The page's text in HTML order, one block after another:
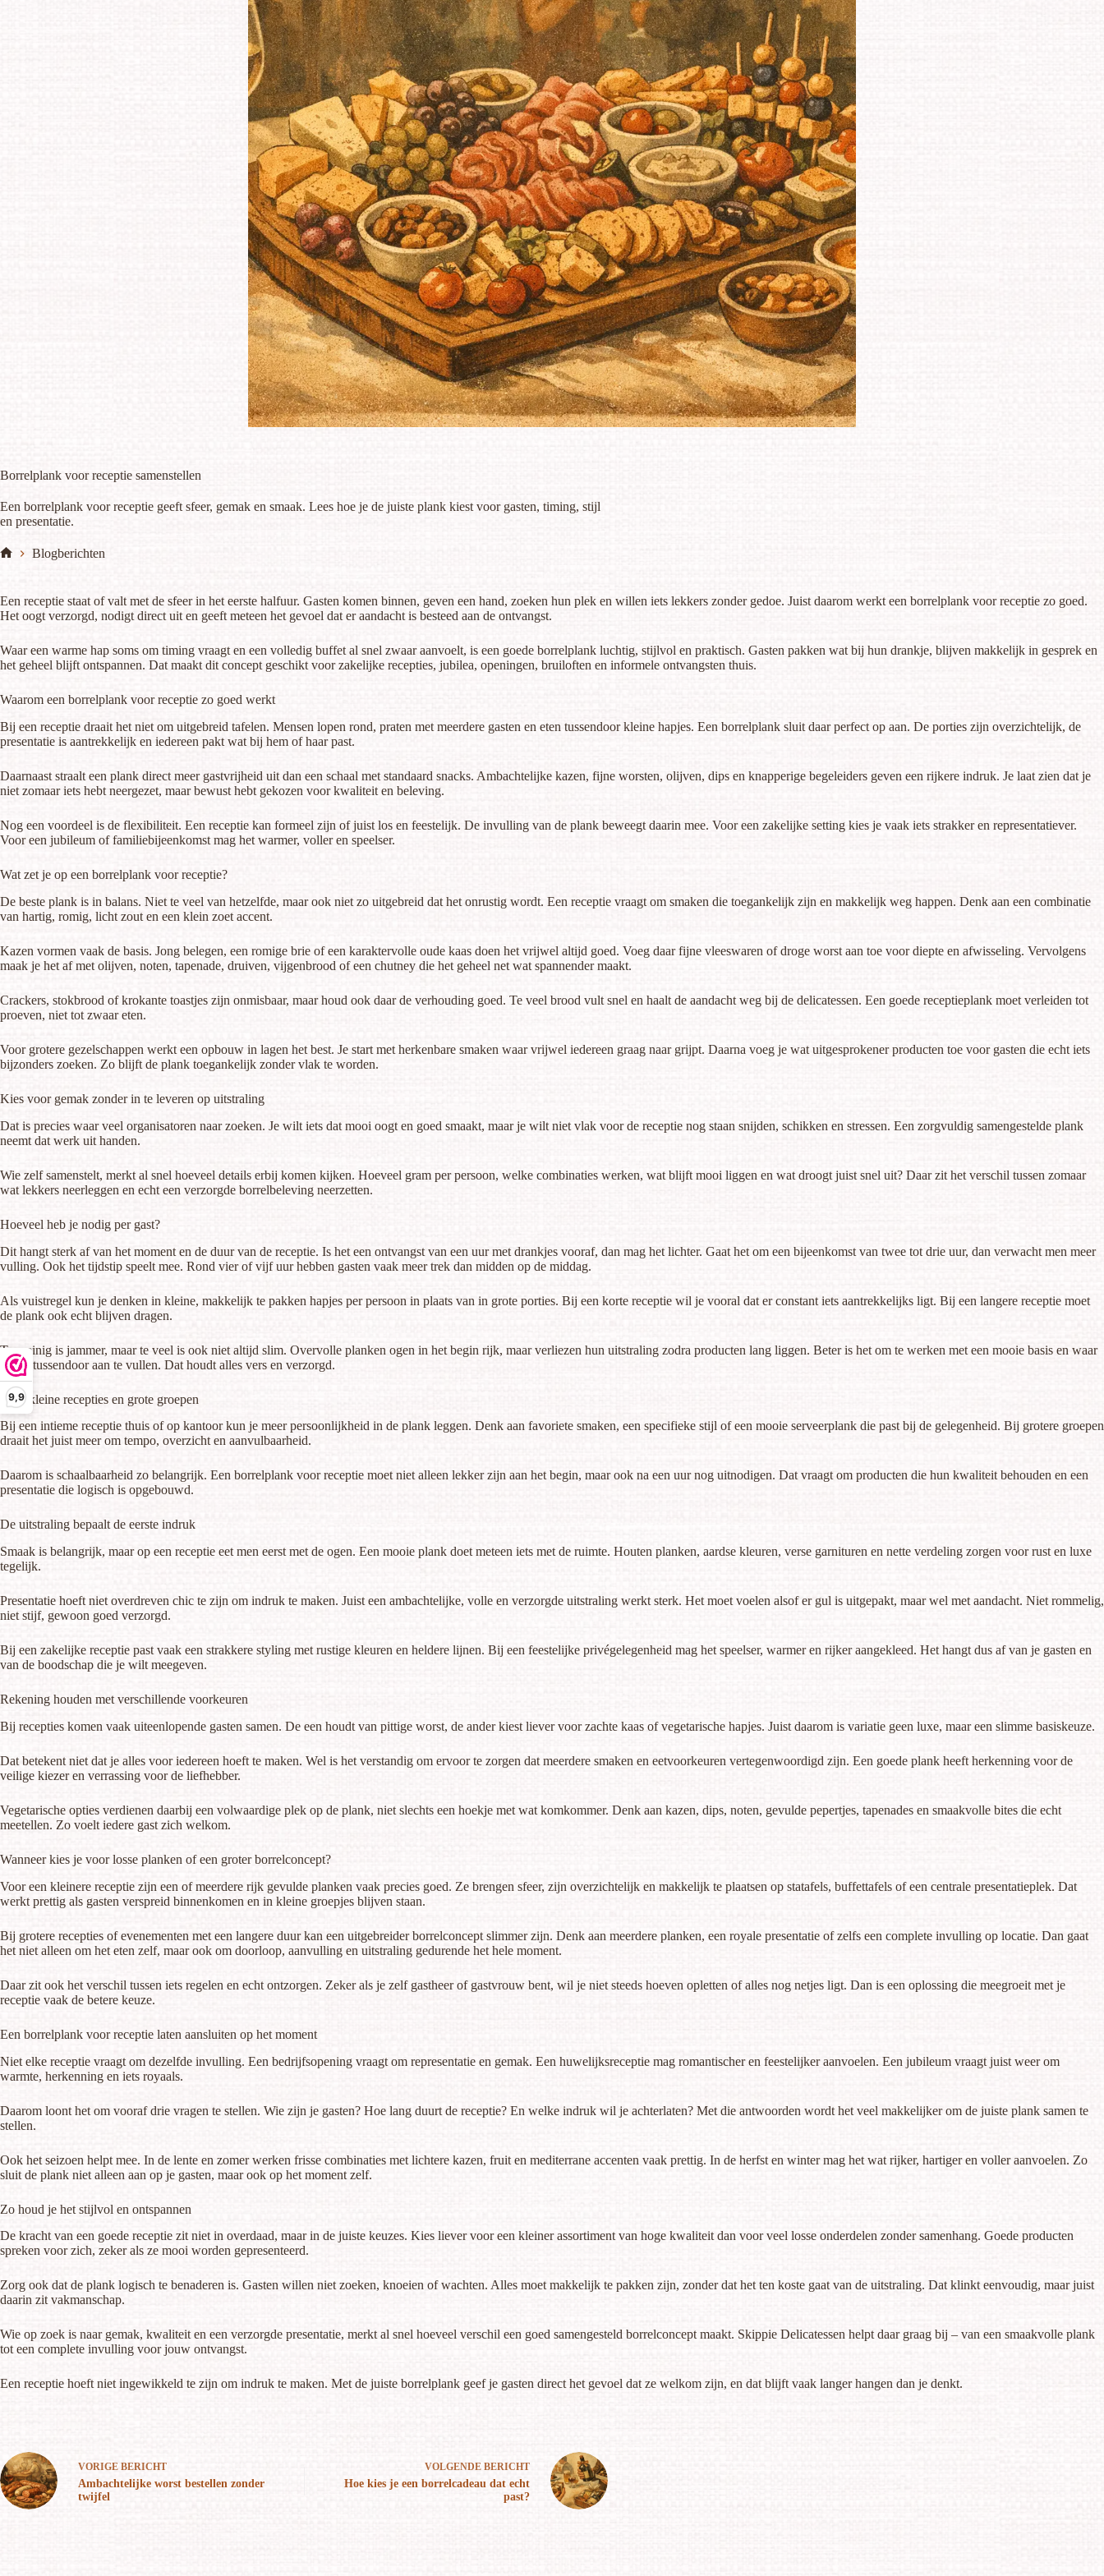
9,9
Borrelplank voor receptie samenstellen
Een borrelplank voor receptie geeft sfeer, gemak en smaak. Lees hoe je de juiste plank kiest voor gasten, timing, stijl
en presentatie.
Blogberichten
Een receptie staat of valt met de sfeer in het eerste halfuur. Gasten komen binnen, geven een hand, zoeken hun plek en willen iets lekkers zonder gedoe. Juist daarom werkt een borrelplank voor receptie zo goed.
Het oogt verzorgd, nodigt direct uit en geeft meteen het gevoel dat er aandacht is besteed aan de ontvangst.
Waar een warme hap soms om timing vraagt en een volledig buffet al snel zwaar aanvoelt, is een goede borrelplank luchtig, stijlvol en praktisch. Gasten pakken wat bij hun drankje, blijven makkelijk in gesprek en
het geheel blijft ontspannen. Dat maakt dit concept geschikt voor zakelijke recepties, jubilea, openingen, bruiloften en informele ontvangsten thuis.
Waarom een borrelplank voor receptie zo goed werkt
Bij een receptie draait het niet om uitgebreid tafelen. Mensen lopen rond, praten met meerdere gasten en eten tussendoor kleine hapjes. Een borrelplank sluit daar perfect op aan. De porties zijn overzichtelijk, de
presentatie is aantrekkelijk en iedereen pakt wat bij hem of haar past.
Daarnaast straalt een plank direct meer gastvrijheid uit dan een schaal met standaard snacks. Ambachtelijke kazen, fijne worsten, olijven, dips en knapperige begeleiders geven een rijkere indruk. Je laat zien dat je
niet zomaar iets hebt neergezet, maar bewust hebt gekozen voor kwaliteit en beleving.
Nog een voordeel is de flexibiliteit. Een receptie kan formeel zijn of juist los en feestelijk. De invulling van de plank beweegt daarin mee. Voor een zakelijke setting kies je vaak iets strakker en representatiever.
Voor een jubileum of familiebijeenkomst mag het warmer, voller en speelser.
Wat zet je op een borrelplank voor receptie?
De beste plank is in balans. Niet te veel van hetzelfde, maar ook niet zo uitgebreid dat het onrustig wordt. Een receptie vraagt om smaken die toegankelijk zijn en makkelijk weg happen. Denk aan een combinatie
van hartig, romig, licht zout en een klein zoet accent.
Kazen vormen vaak de basis. Jong belegen, een romige brie of een karaktervolle oude kaas doen het vrijwel altijd goed. Voeg daar fijne vleeswaren of droge worst aan toe voor diepte en afwisseling. Vervolgens
maak je het af met olijven, noten, tapenade, druiven, vijgenbrood of een chutney die het geheel net wat spannender maakt.
Crackers, stokbrood of krokante toastjes zijn onmisbaar, maar houd ook daar de verhouding goed. Te veel brood vult snel en haalt de aandacht weg bij de delicatessen. Een goede receptieplank moet verleiden tot
proeven, niet tot zwaar eten.
Voor grotere gezelschappen werkt een opbouw in lagen het best. Je start met herkenbare smaken waar vrijwel iedereen graag naar grijpt. Daarna voeg je wat uitgesprokener producten toe voor gasten die echt iets
bijzonders zoeken. Zo blijft de plank toegankelijk zonder vlak te worden.
Kies voor gemak zonder in te leveren op uitstraling
Dat is precies waar veel organisatoren naar zoeken. Je wilt iets dat mooi oogt en goed smaakt, maar je wilt niet vlak voor de receptie nog staan snijden, schikken en stressen. Een zorgvuldig samengestelde plank
neemt dat werk uit handen.
Wie zelf samenstelt, merkt al snel hoeveel details erbij komen kijken. Hoeveel gram per persoon, welke combinaties werken, wat blijft mooi liggen en wat droogt juist snel uit? Daar zit het verschil tussen zomaar
wat lekkers neerleggen en echt een verzorgde borrelbeleving neerzetten.
Hoeveel heb je nodig per gast?
Dit hangt sterk af van het moment en de duur van de receptie. Is het een ontvangst van een uur met drankjes vooraf, dan mag het lichter. Gaat het om een bijeenkomst van twee tot drie uur, dan verwacht men meer
vulling. Ook het tijdstip speelt mee. Rond vier of vijf uur hebben gasten vaak meer trek dan midden op de middag.
Als vuistregel kun je denken in kleine, makkelijk te pakken hapjes per persoon in plaats van in grote porties. Bij een korte receptie wil je vooral dat er constant iets aantrekkelijks ligt. Bij een langere receptie moet
de plank ook echt blijven dragen.
Te weinig is jammer, maar te veel is ook niet altijd slim. Overvolle planken ogen in het begin rijk, maar verliezen hun uitstraling zodra producten lang liggen. Beter is het om te werken met een mooie basis en waar
nodig tussendoor aan te vullen. Dat houdt alles vers en verzorgd.
Voor kleine recepties en grote groepen
Bij een intieme receptie thuis of op kantoor kun je meer persoonlijkheid in de plank leggen. Denk aan favoriete smaken, een specifieke stijl of een mooie serveerplank die past bij de gelegenheid. Bij grotere groepen
draait het juist meer om tempo, overzicht en aanvulbaarheid.
Daarom is schaalbaarheid zo belangrijk. Een borrelplank voor receptie moet niet alleen lekker zijn aan het begin, maar ook na een uur nog uitnodigen. Dat vraagt om producten die hun kwaliteit behouden en een
presentatie die logisch is opgebouwd.
De uitstraling bepaalt de eerste indruk
Smaak is belangrijk, maar op een receptie eet men eerst met de ogen. Een mooie plank doet meteen iets met de ruimte. Houten planken, aardse kleuren, verse garnituren en nette verdeling zorgen voor rust en luxe
tegelijk.
Presentatie hoeft niet overdreven chic te zijn om indruk te maken. Juist een ambachtelijke, volle en verzorgde uitstraling werkt sterk. Het moet voelen alsof er gul is uitgepakt, maar wel met aandacht. Niet rommelig,
niet stijf, gewoon goed verzorgd.
Bij een zakelijke receptie past vaak een strakkere styling met rustige kleuren en heldere lijnen. Bij een feestelijke privégelegenheid mag het speelser, warmer en rijker aangekleed. Het hangt dus af van je gasten en
van de boodschap die je wilt meegeven.
Rekening houden met verschillende voorkeuren
Bij recepties komen vaak uiteenlopende gasten samen. De een houdt van pittige worst, de ander kiest liever voor zachte kaas of vegetarische hapjes. Juist daarom is variatie geen luxe, maar een slimme basiskeuze.
Dat betekent niet dat je alles voor iedereen hoeft te maken. Wel is het verstandig om ervoor te zorgen dat meerdere smaken en eetvoorkeuren vertegenwoordigd zijn. Een goede plank heeft herkenning voor de
veilige kiezer en verrassing voor de liefhebber.
Vegetarische opties verdienen daarbij een volwaardige plek op de plank, niet slechts een hoekje met wat komkommer. Denk aan kazen, dips, noten, gevulde pepertjes, tapenades en smaakvolle bites die echt
meetellen. Zo voelt iedere gast zich welkom.
Wanneer kies je voor losse planken of een groter borrelconcept?
Voor een kleinere receptie zijn een of meerdere rijk gevulde planken vaak precies goed. Ze brengen sfeer, zijn overzichtelijk en makkelijk te plaatsen op statafels, buffettafels of een centrale presentatieplek. Dat
werkt prettig als gasten verspreid binnenkomen en in kleine groepjes blijven staan.
Bij grotere recepties of evenementen met een langere duur kan een uitgebreider borrelconcept slimmer zijn. Denk aan meerdere planken, een royale presentatie of zelfs een complete invulling op locatie. Dan gaat
het niet alleen om het eten zelf, maar ook om doorloop, aanvulling en uitstraling gedurende het hele moment.
Daar zit ook het verschil tussen iets regelen en echt ontzorgen. Zeker als je zelf gastheer of gastvrouw bent, wil je niet steeds hoeven opletten of alles nog netjes ligt. Dan is een oplossing die meegroeit met je
receptie vaak de betere keuze.
Een borrelplank voor receptie laten aansluiten op het moment
Niet elke receptie vraagt om dezelfde invulling. Een bedrijfsopening vraagt om representatie en gemak. Een huwelijksreceptie mag romantischer en feestelijker aanvoelen. Een jubileum vraagt juist weer om
warmte, herkenning en iets royaals.
Daarom loont het om vooraf drie vragen te stellen. Wie zijn je gasten? Hoe lang duurt de receptie? En welke indruk wil je achterlaten? Met die antwoorden wordt het veel makkelijker om de juiste plank samen te
stellen.
Ook het seizoen helpt mee. In de lente en zomer werken frisse combinaties met lichtere kazen, fruit en mediterrane accenten vaak prettig. In de herfst en winter mag het wat rijker, hartiger en voller aanvoelen. Zo
sluit de plank niet alleen aan op je gasten, maar ook op het moment zelf.
Zo houd je het stijlvol en ontspannen
De kracht van een goede receptie zit niet in overdaad, maar in de juiste keuzes. Kies liever voor een kleiner assortiment van hoge kwaliteit dan voor veel losse onderdelen zonder samenhang. Goede producten
spreken voor zich, zeker als ze mooi worden gepresenteerd.
Zorg ook dat de plank logisch te benaderen is. Gasten willen niet zoeken, knoeien of wachten. Alles moet makkelijk te pakken zijn, zonder dat het ten koste gaat van de uitstraling. Dat klinkt eenvoudig, maar juist
daarin zit vakmanschap.
Wie op zoek is naar gemak, kwaliteit en een verzorgde presentatie, merkt al snel hoeveel verschil een goed samengesteld borrelconcept maakt. Skippie Delicatessen helpt daar graag bij – van een smaakvolle plank
tot een complete invulling voor jouw ontvangst.
Een receptie hoeft niet ingewikkeld te zijn om indruk te maken. Met de juiste borrelplank geef je gasten direct het gevoel dat ze welkom zijn, en dat blijft vaak langer hangen dan je denkt.
VORIGE BERICHT
Ambachtelijke worst bestellen zonder
twijfel
VOLGENDE BERICHT
Hoe kies je een borrelcadeau dat echt
past?